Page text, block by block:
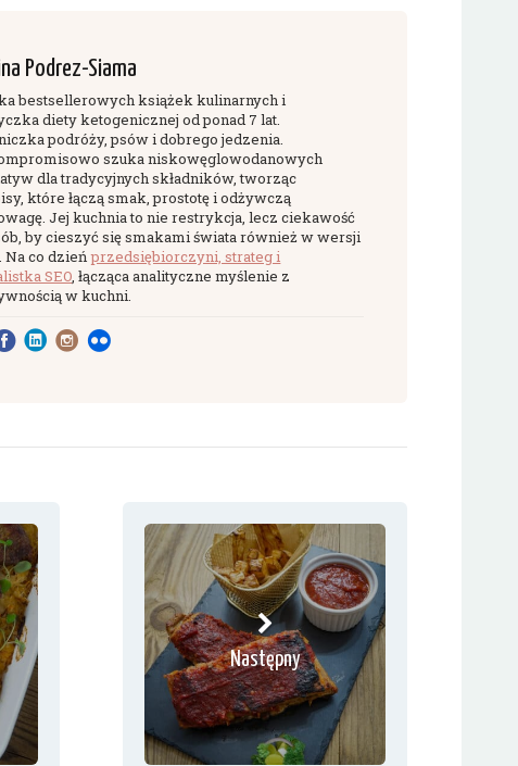
Podrez-Siama
bestsellerowych książek kulinarnych i
diety ketogenicznej od ponad 7 lat.
podróży, psów i dobrego jedzenia.
szuka niskowęglowodanowych
dla tradycyjnych składników, tworząc
które łączą smak, prostotę i odżywczą
Jej kuchnia to nie restrykcja, lecz ciekawość
by cieszyć się smakami świata również w wersji
Na co dzieńprzedsiębiorczyni, strateg i
SEO, łącząca analityczne myślenie z
w kuchni.
Następny